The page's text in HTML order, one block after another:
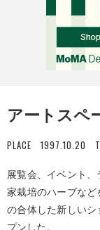
アートスペ
PLACE 1997.10.20
展覧会、イベント
家栽培のハーブなど
の合体した新しい
プンした。